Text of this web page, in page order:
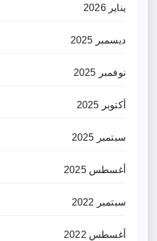
يناير 2026
ديسمبر 2025
نوفمبر 2025
أكتوبر 2025
سبتمبر 2025
أغسطس 2025
سبتمبر 2022
أغسطس 2022